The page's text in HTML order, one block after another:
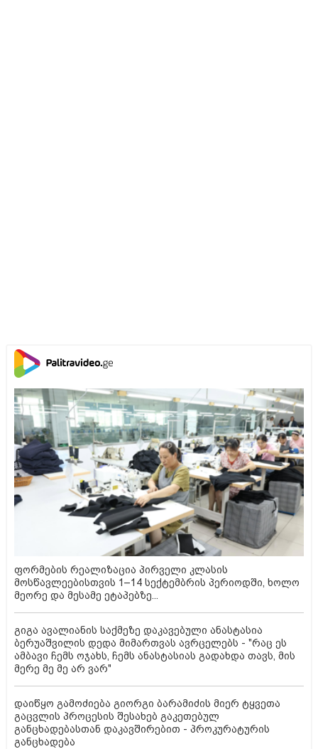
ფორმების რეალიზაცია პირველი კლასის
მოსწავლეებისთვის 1–14 სექტემბრის პერიოდში, ხოლო
მეორე და მესამე ეტაპებზე...
გიგა ავალიანის საქმეზე დაკავებული ანასტასია
ბერუაშვილის დედა მიმართვას ავრცელებს - "რაც ეს
ამბავი ჩემს ოჯახს, ჩემს ანასტასიას გადახდა თავს, მის
მერე მე მე არ ვარ"
დაიწყო გამოძიება გიორგი ბარამიძის მიერ ტყვეთა
გაცვლის პროცესის შესახებ გაკეთებულ
განცხადებასთან დაკავშირებით - პროკურატურის
განცხადება